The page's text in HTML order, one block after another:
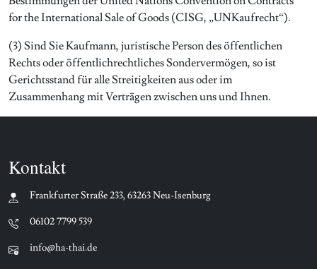
for the International Sale of Goods (CISG, „UNKaufrecht“).
(3) Sind Sie Kaufmann, juristische Person des öffentlichen
Rechts oder öffentlichrechtliches Sondervermögen, so ist
Gerichtsstand für alle Streitigkeiten aus oder im
Zusammenhang mit Verträgen zwischen uns und Ihnen.
Kontakt
Frankfurter Straße 233, 63263 Neu-Isenburg
06102 7799 539
info@ha-thai.de